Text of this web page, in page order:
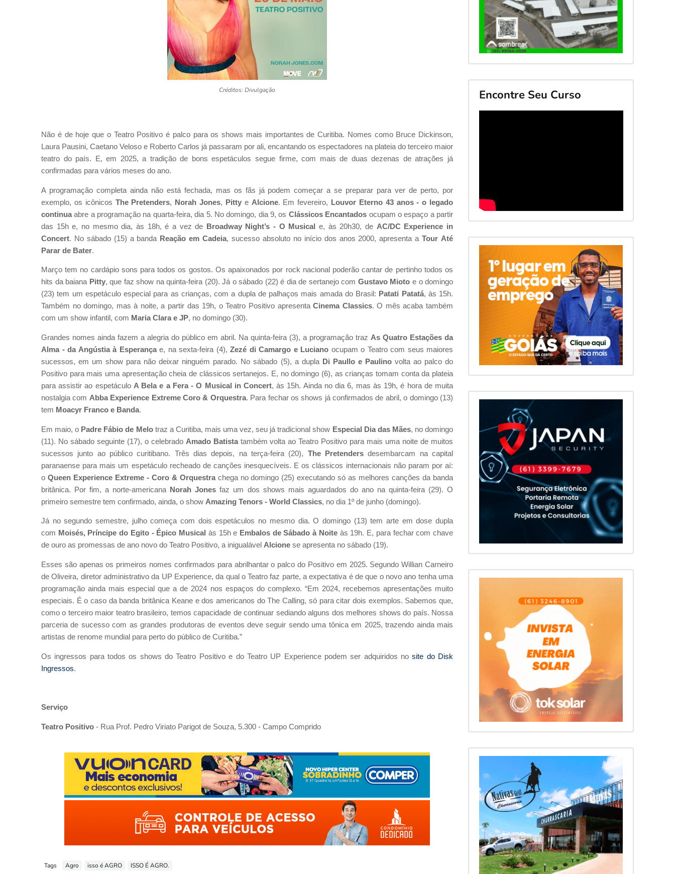
Créditos: Divulgação
Não é de hoje que o Teatro Positivo é palco para os shows mais importantes de Curitiba. Nomes como Bruce Dickinson,
Laura Pausini, Caetano Veloso e Roberto Carlos já passaram por ali, encantando os espectadores na plateia do terceiro maior
teatro do país. E, em 2025, a tradição de bons espetáculos segue firme, com mais de duas dezenas de atrações já
confirmadas para vários meses do ano.
A programação completa ainda não está fechada, mas os fãs já podem começar a se preparar para ver de perto, por
exemplo, os icônicos The Pretenders, Norah Jones, Pittye Alcione. Em fevereiro,
Louvor Eterno 43 anos - o legado
continua abre a programação na quarta-feira, dia 5. No domingo, dia 9, os Clássicos Encantados ocupam o espaço a partir
das 15h e, no mesmo dia, às 18h, é a vez de
Broadway Night’s - O Musical e, às 20h30, de AC/DC Experience in
Concert. No sábado (15) a banda Reação em Cadeia, sucesso absoluto no início dos anos 2000, apresenta aTour Até
Parar de Bater.
Março tem no cardápio sons para todos os gostos. Os apaixonados por rock nacional poderão cantar de pertinho todos os
hits da baiana Pitty, que faz show na quinta-feira (20). Já o sábado (22) é dia de sertanejo com Gustavo Mioto e o domingo
(23) tem um espetáculo especial para as crianças, com a dupla de palhaços mais amada do Brasil: Patati Patatá, às 15h.
Também no domingo, mas à noite, a partir das 19h, o Teatro Positivo apresentaCinema Classics. O mês acaba também
com um show infantil, com Maria Clara e JP, no domingo (30).
Grandes nomes ainda fazem a alegria do público em abril. Na quinta-feira (3), a programação traz As Quatro Estações da
Alma - da Angústia à Esperançae, na sexta-feira (4), Zezé di Camargo e Luciano ocupam o Teatro com seus maiores
sucessos, em um show para não deixar ninguém parado. No sábado (5), a dupla Di Paullo e Paulinovolta ao palco do
Positivo para mais uma apresentação cheia de clássicos sertanejos. E, no domingo (6), as crianças tomam conta da plateia
para assistir ao espetáculo A Bela e a Fera - O Musical in Concert, às 15h. Ainda no dia 6, mas às 19h, é hora de muita
nostalgia com Abba Experience Extreme Coro & Orquestra. Para fechar os shows já confirmados de abril, o domingo (13)
tem Moacyr Franco e Banda.
Em maio, o Padre Fábio de Melotraz a Curitiba, mais uma vez, seu já tradicional show Especial Dia das Mães, no domingo
(11). No sábado seguinte (17), o celebrado Amado Batistatambém volta ao Teatro Positivo para mais uma noite de muitos
sucessos junto ao público curitibano. Três dias depois, na terça-feira (20), The Pretenders desembarcam na capital
paranaense para mais um espetáculo recheado de canções inesquecíveis. E os clássicos internacionais não param por aí:
o Queen Experience Extreme - Coro & Orquestrachega no domingo (25) executando só as melhores canções da banda
britânica. Por fim, a norte-americana
Norah Jones faz um dos shows mais aguardados do ano na quinta-feira (29). O
primeiro semestre tem confirmado, ainda, o show Amazing Tenors - World Classics, no dia 1º de junho (domingo).
Já no segundo semestre, julho começa com dois espetáculos no mesmo dia. O domingo (13) tem arte em dose dupla
com Moisés, Príncipe do Egito - Épico Musical às 15h e Embalos de Sábado à Noiteàs 19h. E, para fechar com chave
de ouro as promessas de ano novo do Teatro Positivo, a inigualável Alcione se apresenta no sábado (19).
Esses são apenas os primeiros nomes confirmados para abrilhantar o palco do Positivo em 2025. Segundo Willian Carneiro
de Oliveira, diretor administrativo da UP Experience, da qual o Teatro faz parte, a expectativa é de que o novo ano tenha uma
programação ainda mais especial que a de 2024 nos espaços do complexo. “Em 2024, recebemos apresentações muito
especiais. É o caso da banda britânica Keane e dos americanos do The Calling, só para citar dois exemplos. Sabemos que,
como o terceiro maior teatro brasileiro, temos capacidade de continuar sediando alguns dos melhores shows do país. Nossa
parceria de sucesso com as grandes produtoras de eventos deve seguir sendo uma tônica em 2025, trazendo ainda mais
artistas de renome mundial para perto do público de Curitiba.”
Os ingressos para todos os shows do Teatro Positivo e do Teatro UP Experience podem ser adquiridos nosite do Disk
Ingressos.
Serviço
Teatro Positivo - Rua Prof. Pedro Viriato Parigot de Souza, 5.300 - Campo Comprido
Tags Agro isso é AGRO ISSO É AGRO.
Encontre Seu Curso